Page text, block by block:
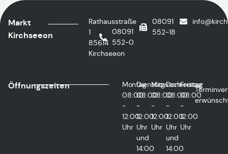
Markt
Kirchseeon
Rathausstraße
1
85614
Kirchseeon
08091
552-0
08091
552-18
Öffnungszeiten
Montag
08:00
-
12:00
Uhr
Dienstag
08:00
-
12:00
Uhr
und
14:00
Mittwoch
08:00
-
12:00
Uhr
Donnerstag
08:00
-
12:00
Uhr
und
14:00
Freitag
08:00
-
12:00
Uhr